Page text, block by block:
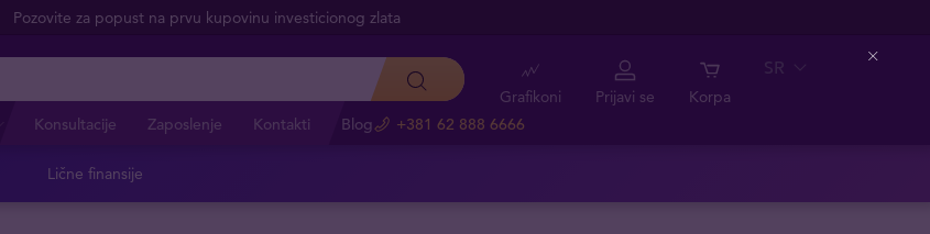
Pozovite za popust na prvu kupovinu investicionog zlata
Konsultacije Zaposlenje Kontakti Blog +381 62 888 6666
Grafikoni Prijavi se Korpa
SR
Lične finansije
Close